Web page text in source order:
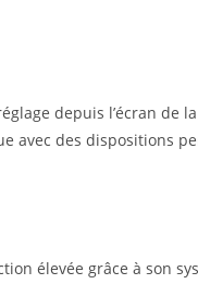
depuis l’écran de
avec des dispositions
élevée grâce à son